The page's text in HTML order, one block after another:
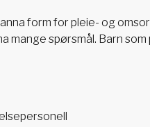
form for pleie- og
mange spørsmål. Barn